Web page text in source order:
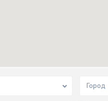
Город